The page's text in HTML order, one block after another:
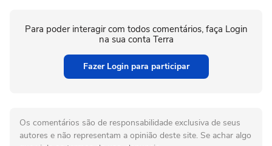
Para poder interagir com todos comentários, faça Login
na sua conta Terra
Fazer Login para participar
Os comentários são de responsabilidade exclusiva de seus
autores e não representam a opinião deste site. Se achar algo